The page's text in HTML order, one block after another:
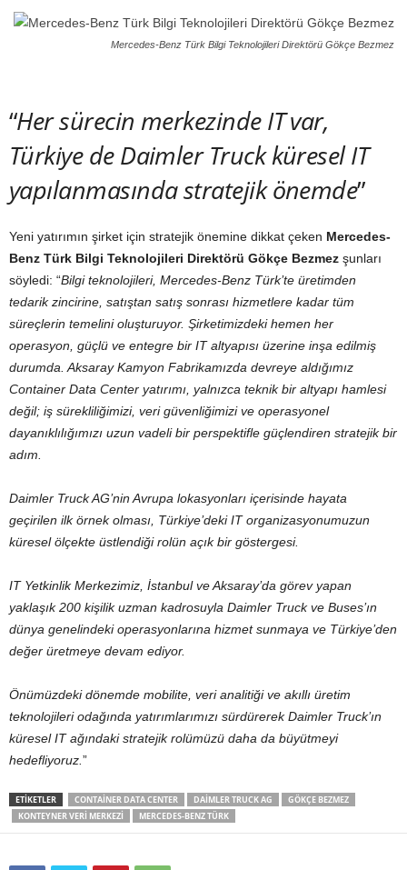
Mercedes-Benz Türk Bilgi Teknolojileri Direktörü Gökçe Bezmez
“Her sürecin merkezinde IT var,
Türkiye de Daimler Truck küresel IT
yapılanmasında stratejik önemde”
Yeni yatırımın şirket için stratejik önemine dikkat çeken Mercedes-
Benz Türk Bilgi Teknolojileri Direktörü Gökçe Bezmez şunları
söyledi: “Bilgi teknolojileri, Mercedes-Benz Türk’te üretimden
tedarik zincirine, satıştan satış sonrası hizmetlere kadar tüm
süreçlerin temelini oluşturuyor. Şirketimizdeki hemen her
operasyon, güçlü ve entegre bir IT altyapısı üzerine inşa edilmiş
durumda. Aksaray Kamyon Fabrikamızda devreye aldığımız
Container Data Center yatırımı, yalnızca teknik bir altyapı hamlesi
değil; iş sürekliliğimizi, veri güvenliğimizi ve operasyonel
dayanıklılığımızı uzun vadeli bir perspektifle güçlendiren stratejik bir
adım.
Daimler Truck AG’nin Avrupa lokasyonları içerisinde hayata
geçirilen ilk örnek olması, Türkiye’deki IT organizasyonumuzun
küresel ölçekte üstlendiği rolün açık bir göstergesi.
IT Yetkinlik Merkezimiz, İstanbul ve Aksaray’da görev yapan
yaklaşık 200 kişilik uzman kadrosuyla Daimler Truck ve Buses’ın
dünya genelindeki operasyonlarına hizmet sunmaya ve Türkiye’den
değer üretmeye devam ediyor.
Önümüzdeki dönemde mobilite, veri analitiği ve akıllı üretim
teknolojileri odağında yatırımlarımızı sürdürerek Daimler Truck’ın
küresel IT ağındaki stratejik rolümüzü daha da büyütmeyi
hedefliyoruz. ”
ETIKETLER CONTAINER DATA CENTER DAIMLER TRUCK AG
GÖKÇE BEZMEZ
KONTEYNER VERI MERKEZI
MERCEDES-BENZ TÜRK